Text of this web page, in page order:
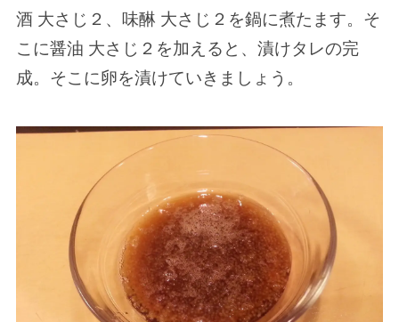
酒 大さじ２、味醂 大さじ２を鍋に煮たます。そ
こに醤油 大さじ２を加えると、漬けタレの完
成。そこに卵を漬けていきましょう。